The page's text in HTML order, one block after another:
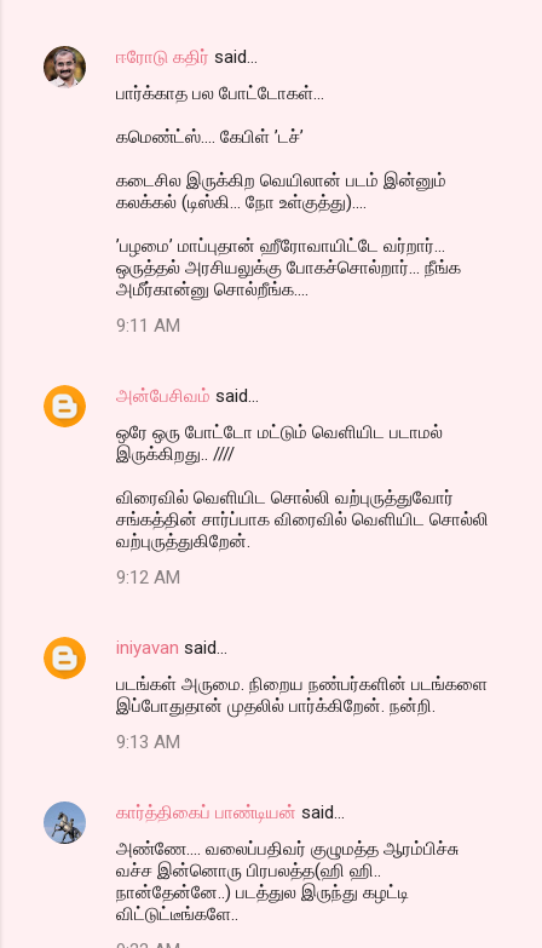
ஈரோடு கதிர் said…
பார்க்காத பல போட்டோகள்...
கமெண்ட்ஸ்.... கேபிள் ’டச்’
கடைசில இருக்கிற வெயிலான் படம் இன்னும்
கலக்கல் (டிஸ்கி... நோ உள்குத்து)....
’பழமை’ மாப்புதான் ஹீரோவாயிட்டே வர்றார்...
ஒருத்தல் அரசியலுக்கு போகச்சொல்றார்... நீங்க
அமீர்கான்னு சொல்றீங்க....
9:11 AM
அன்பேசிவம் said…
ஒரே ஒரு போட்டோ மட்டும் வெளியிட படாமல்
இருக்கிறது.. ////
விரைவில் வெளியிட சொல்லி வற்புருத்துவோர்
சங்கத்தின் சார்ப்பாக விரைவில் வெளியிட சொல்லி
வற்புருத்துகிறேன்.
9:12 AM
iniyavan said…
படங்கள் அருமை. நிறைய நண்பர்களின் படங்களை
இப்போதுதான் முதலில் பார்க்கிறேன். நன்றி.
9:13 AM
கார்த்திகைப் பாண்டியன் said…
அண்ணே.... வலைப்பதிவர் குழுமத்த ஆரம்பிச்சு
வச்ச இன்னொரு பிரபலத்த(ஹி ஹி..
நான்தேன்னே..) படத்துல இருந்து கழட்டி
விட்டுட்டீங்களே..